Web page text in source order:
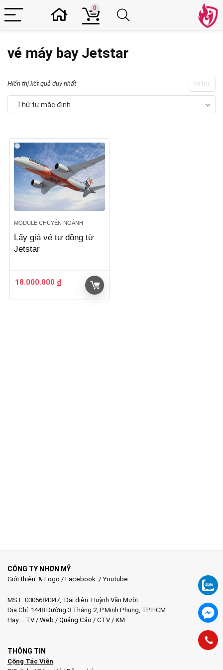
0
vé máy bay Jetstar
Filter
Hiển thị kết quả duy nhất
Thứ tự mặc định
MODULE CHUYÊN NGÀNH
Lấy giá vé tự động từ
Jetstar
18.000.000 ₫
CÔNG TY NHƠN MỸ
Giới thiệu & Logo / Facebook / Youtube
MST: 0305684347, Đại diện: Huỳnh Văn Mười
Địa Chỉ: 1448 Đường 3 Tháng 2, P.Minh Phụng, TP.HCM
Hay … TV/ Web / Quảng Cáo / CTV/ KM
THÔNG TIN
Cộng Tác Viên